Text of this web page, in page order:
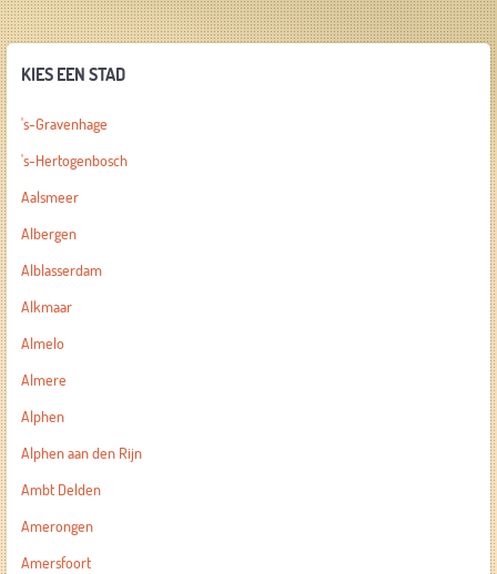
KIES EEN STAD
's-Gravenhage
's-Hertogenbosch
Aalsmeer
Albergen
Alblasserdam
Alkmaar
Almelo
Almere
Alphen
Alphen aan den Rijn
Ambt Delden
Amerongen
Amersfoort